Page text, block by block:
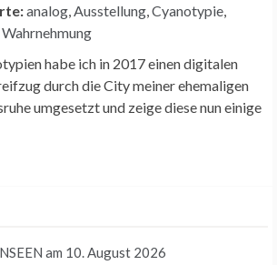
analog,Ausstellung,Cyanotypie,
Wahrnehmung
habe ich in 2017 einen digitalen
durch die City meiner ehemaligen
umgesetzt und zeige diese nun einige
am 10. August 2026